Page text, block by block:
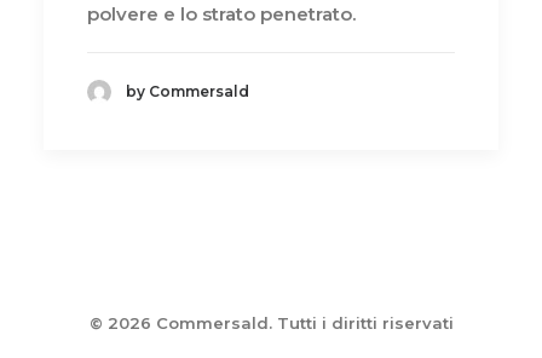
polvere e lo strato penetrato.
by Commersald
© 2026 Commersald. Tutti i diritti riservati